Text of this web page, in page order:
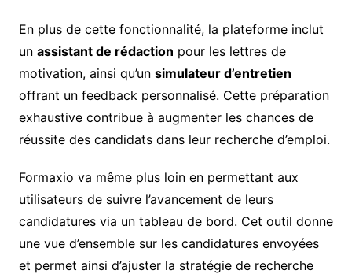
En plus de cette fonctionnalité, la plateforme inclut
un assistant de rédaction pour les lettres de
motivation, ainsi qu’un simulateur d’entretien
offrant un feedback personnalisé. Cette préparation
exhaustive contribue à augmenter les chances de
réussite des candidats dans leur recherche d’emploi.
Formaxio va même plus loin en permettant aux
utilisateurs de suivre l’avancement de leurs
candidatures via un tableau de bord. Cet outil donne
une vue d’ensemble sur les candidatures envoyées
et permet ainsi d’ajuster la stratégie de recherche